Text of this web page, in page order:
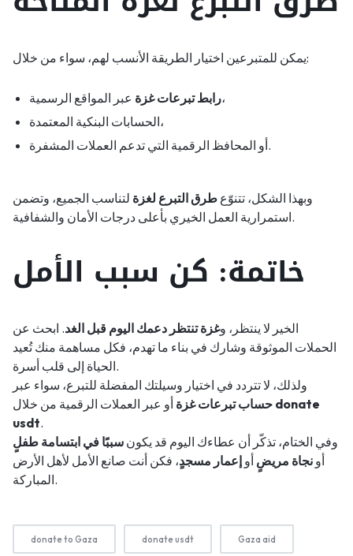
يمكن للمتبرعين اختيار الطريقة الأنسب لهم، سواء من خلال:
رابط تبرعات غزةعبر المواقع الرسمية،
الحسابات البنكية المعتمدة،
أو المحافظ الرقمية التي تدعم العملات المشفرة.
وبهذا الشكل، تتنوّع طرق التبرع لغزة لتناسب الجميع، وتضمن
استمرارية العمل الخيري بأعلى درجات الأمان والشفافية.
خاتمة: كن سبب الأمل
الخير لا ينتظر، وغزة تنتظر دعمك اليوم قبل الغد. ابحث عن
الحملات الموثوقة وشارك في بناء ما تهدم، فكل مساهمة منك تُعيد
الحياة إلى قلب أسرة.
ولذلك، لا تتردد في اختيار وسيلتك المفضلة للتبرع، سواء عبر
حساب تبرعات غزة donate
usdt.
وفي الختام، تذكّر أن عطاءك اليوم قد يكون سببًا في ابتسامة طفلٍ
أو نجاة مريضٍ أو إعمار مسجدٍ، فكن أنت صانع الأمل لأهل الأرض
المباركة.
donate to Gaza donate usdt Gaza aid